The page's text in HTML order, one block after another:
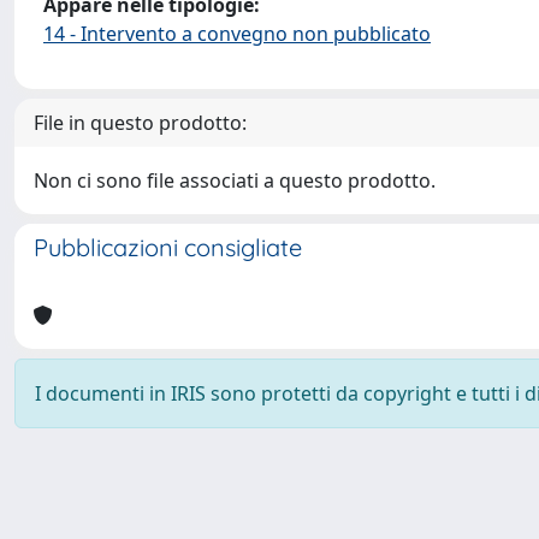
14 - Intervento a convegno non pubblicato
File in questo prodotto:
Non ci sono file associati a questo prodotto.
Pubblicazioni consigliate
I documenti in IRIS sono protetti da copyright e tutti i